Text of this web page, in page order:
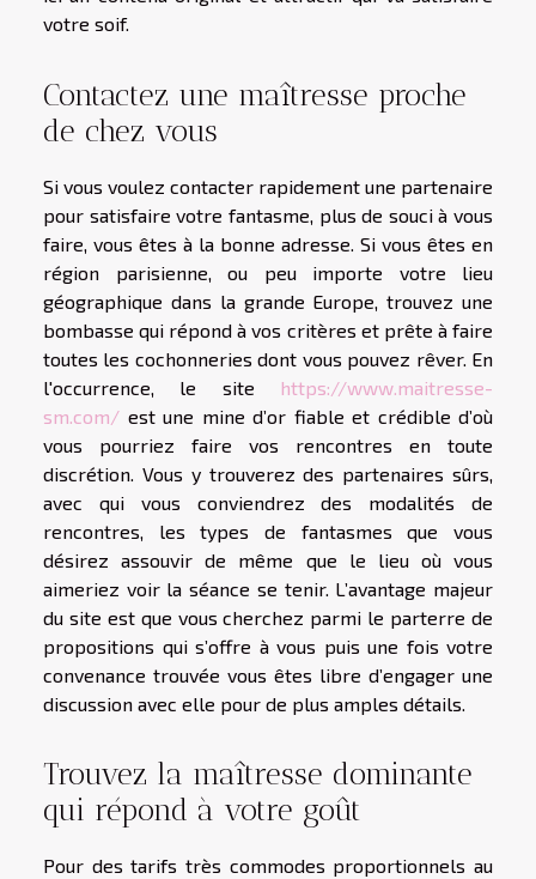
votre soif.
Contactez une maîtresse proche
de chez vous
Si vous voulez contacter rapidement une partenaire
pour satisfaire votre fantasme, plus de souci à vous
faire, vous êtes à la bonne adresse. Si vous êtes en
région parisienne, ou peu importe votre lieu
géographique dans la grande Europe, trouvez une
bombasse qui répond à vos critères et prête à faire
toutes les cochonneries dont vous pouvez rêver. En
l'occurrence, le site https://www.maitresse-
sm.com/ est une mine d’or fiable et crédible d’où
vous pourriez faire vos rencontres en toute
discrétion. Vous y trouverez des partenaires sûrs,
avec qui vous conviendrez des modalités de
rencontres, les types de fantasmes que vous
désirez assouvir de même que le lieu où vous
aimeriez voir la séance se tenir. L’avantage majeur
du site est que vous cherchez parmi le parterre de
propositions qui s’offre à vous puis une fois votre
convenance trouvée vous êtes libre d’engager une
discussion avec elle pour de plus amples détails.
Trouvez la maîtresse dominante
qui répond à votre goût
Pour des tarifs très commodes proportionnels au